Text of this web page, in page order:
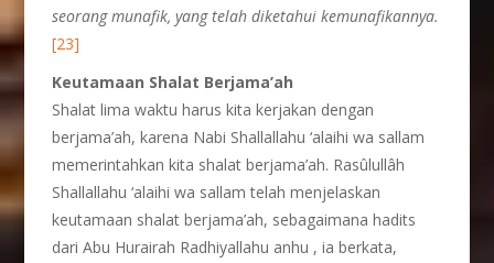
seorang munafik, yang telah diketahui kemunafikannya.
[23]
Keutamaan Shalat Berjama’ah
Shalat lima waktu harus kita kerjakan dengan
berjama’ah, karena Nabi Shallallahu ‘alaihi wa sallam
memerintahkan kita shalat berjama’ah. Rasûlullâh
Shallallahu ‘alaihi wa sallam telah menjelaskan
keutamaan shalat berjama’ah, sebagaimana hadits
dari Abu Hurairah Radhiyallahu anhu , ia berkata,